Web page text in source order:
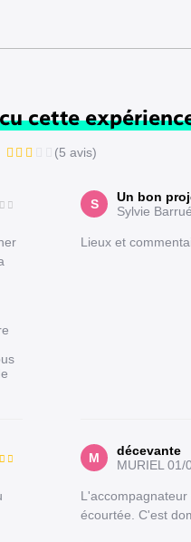
cette
(5 avis)
S
Un bon
Sylvie Barrué
Lieux et
M
décevante
MURIEL 01/
écourtée. C'est